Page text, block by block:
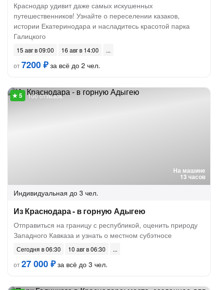
Краснодар удивит даже самых искушенных
путешественников! Узнайте о переселении казаков,
истории Екатеринодара и насладитесь красотой парка
Галицкого
15 авг в 09:00
16 авг в 14:00
от7200 ₽за всё до 2 чел.
На машине
13 часов
160 отзывов
Индивидуальная до 3 чел.
Из Краснодара - в горную Адыгею
Отправиться на границу с республикой, оценить природу
Западного Кавказа и узнать о местном субэтносе
Сегодня в 06:30
10 авг в 06:30
от27 000 ₽за всё до 3 чел.